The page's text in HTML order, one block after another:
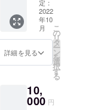
100％）
定：
2022
年10
月
詳細を見る
こ
の
リ
タ
ー
ン
を
選
択
す
る
10,
000 円